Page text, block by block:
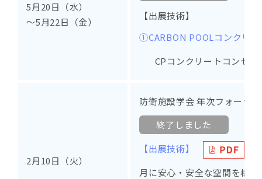
5月20日（水）
～5月22日（金）
【出展技術】
①CARBON POOLコンクリ
CPコンクリートコンセ
2月10日（火）
防衛施設学会 年次フォーラ
終了しました
【出展技術】
月に安心・安全な空間を構築